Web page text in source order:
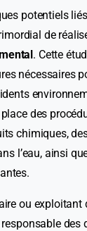
potentiels
de
. Cette
nécessaires
des
chimiques,
l’eau, ainsi
ou exploitant
des